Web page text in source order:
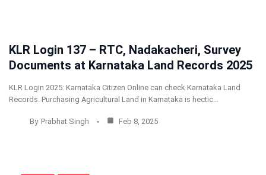
KLR Login 137 – RTC, Nadakacheri, Survey
Documents at Karnataka Land Records 2025
KLR Login 2025: Karnataka Citizen Online can check Karnataka Land
Records. Purchasing Agricultural Land in Karnataka is hectic…
By Prabhat Singh Feb 8, 2025